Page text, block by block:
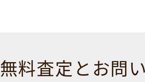
無料査定とお問